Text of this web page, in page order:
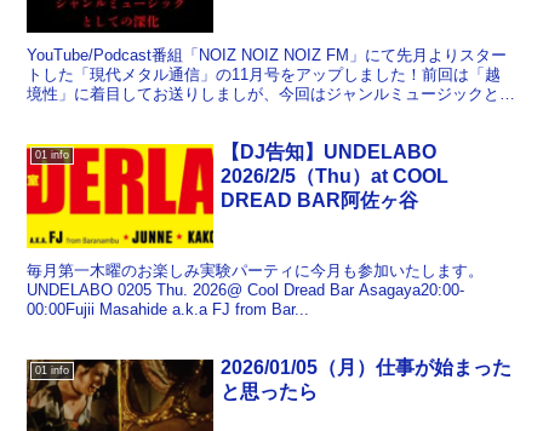
YouTube/Podcast番組「NOIZ NOIZ NOIZ FM」にて先月よりスター
トした「現代メタル通信」の11月号をアップしました！前回は「越
境性」に着目してお送りしましが、今回はジャンルミュージックとし
01 info
【DJ告知】UNDELABO
2026/2/5（Thu）at COOL
DREAD BAR阿佐ヶ谷
毎月第一木曜のお楽しみ実験パーティに今月も参加いたします。
UNDELABO 0205 Thu. 2026@ Cool Dread Bar Asagaya20:00-
00:00Fujii Masahide a.k.a FJ from Bar...
01 info
2026/01/05（月）仕事が始まった
と思ったら